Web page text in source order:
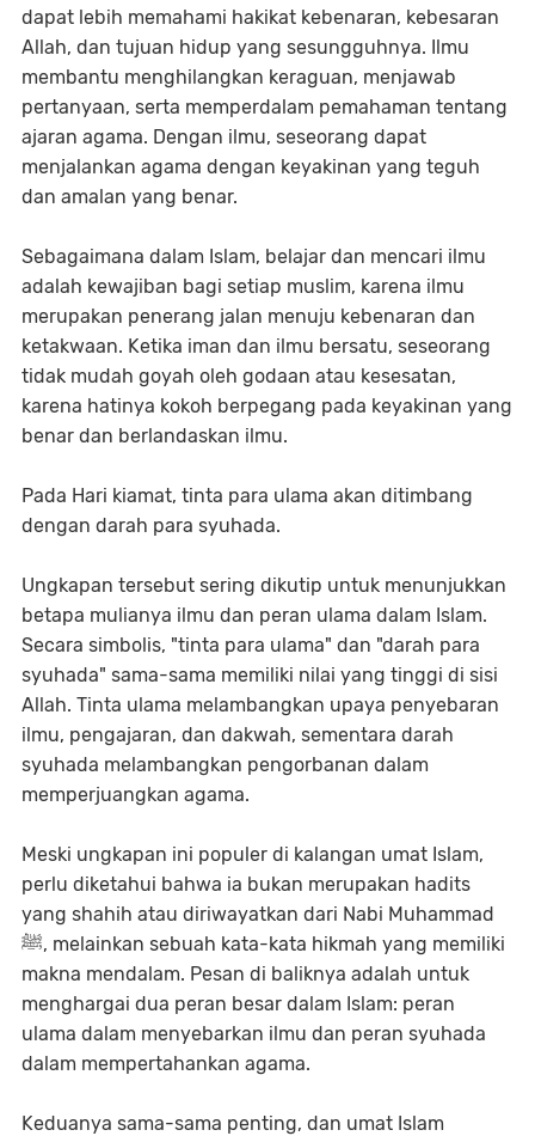
dapat lebih memahami hakikat kebenaran, kebesaran
Allah, dan tujuan hidup yang sesungguhnya. Ilmu
membantu menghilangkan keraguan, menjawab
pertanyaan, serta memperdalam pemahaman tentang
ajaran agama. Dengan ilmu, seseorang dapat
menjalankan agama dengan keyakinan yang teguh
dan amalan yang benar.
Sebagaimana dalam Islam, belajar dan mencari ilmu
adalah kewajiban bagi setiap muslim, karena ilmu
merupakan penerang jalan menuju kebenaran dan
ketakwaan. Ketika iman dan ilmu bersatu, seseorang
tidak mudah goyah oleh godaan atau kesesatan,
karena hatinya kokoh berpegang pada keyakinan yang
benar dan berlandaskan ilmu.
Pada Hari kiamat, tinta para ulama akan ditimbang
dengan darah para syuhada.
Ungkapan tersebut sering dikutip untuk menunjukkan
betapa mulianya ilmu dan peran ulama dalam Islam.
Secara simbolis, "tinta para ulama" dan "darah para
syuhada" sama-sama memiliki nilai yang tinggi di sisi
Allah. Tinta ulama melambangkan upaya penyebaran
ilmu, pengajaran, dan dakwah, sementara darah
syuhada melambangkan pengorbanan dalam
memperjuangkan agama.
Meski ungkapan ini populer di kalangan umat Islam,
perlu diketahui bahwa ia bukan merupakan hadits
yang shahih atau diriwayatkan dari Nabi Muhammad
ﷺ, melainkan sebuah kata-kata hikmah yang memiliki
makna mendalam. Pesan di baliknya adalah untuk
menghargai dua peran besar dalam Islam: peran
ulama dalam menyebarkan ilmu dan peran syuhada
dalam mempertahankan agama.
Keduanya sama-sama penting, dan umat Islam